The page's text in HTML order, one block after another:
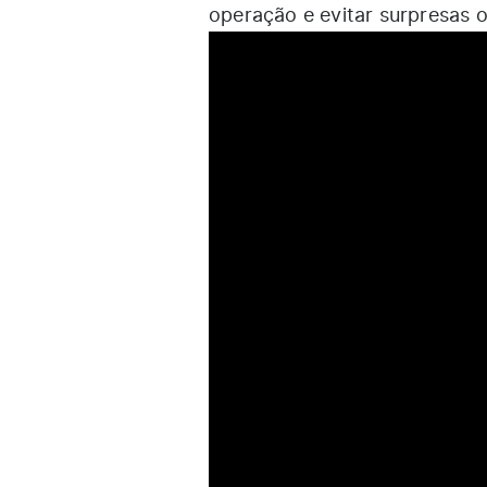
operação e evitar surpresas